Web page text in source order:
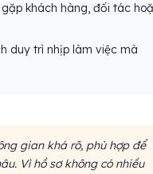
khách hàng, đối tác
duy trì nhịp làm việc mà
gian khá rõ, phù hợp để
Vì hồ sơ không có nhiều